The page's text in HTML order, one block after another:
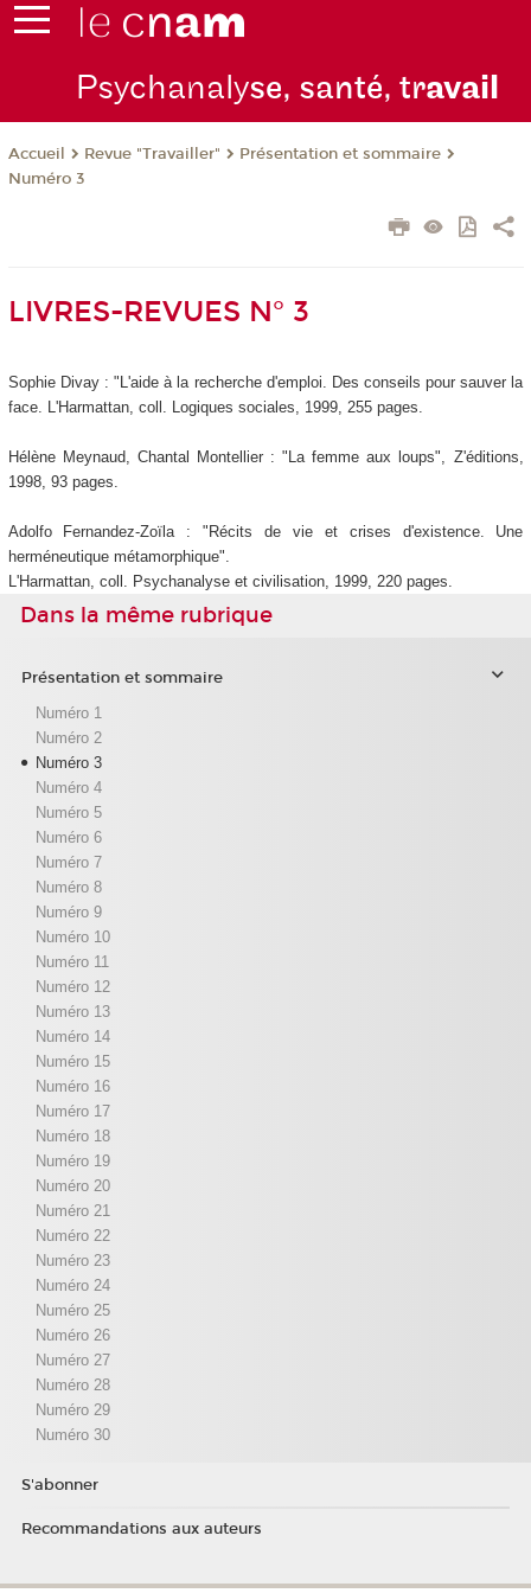
Psychanalyse, santé, travail
Accueil Revue "Travailler"
Présentation et sommaire
Numéro 3
LIVRES-REVUES N° 3
Sophie Divay : "L'aide à la recherche d'emploi. Des conseils pour sauver la
face. L'Harmattan, coll. Logiques sociales, 1999, 255 pages.
Hélène Meynaud, Chantal Montellier : "La femme aux loups", Z'éditions,
1998, 93 pages.
Adolfo Fernandez-Zoïla : "Récits de vie et crises d'existence. Une
herméneutique métamorphique".
L'Harmattan, coll. Psychanalyse et civilisation, 1999, 220 pages.
Dans la même rubrique
Présentation et sommaire
Numéro 1
Numéro 2
Numéro 3
Numéro 4
Numéro 5
Numéro 6
Numéro 7
Numéro 8
Numéro 9
Numéro 10
Numéro 11
Numéro 12
Numéro 13
Numéro 14
Numéro 15
Numéro 16
Numéro 17
Numéro 18
Numéro 19
Numéro 20
Numéro 21
Numéro 22
Numéro 23
Numéro 24
Numéro 25
Numéro 26
Numéro 27
Numéro 28
Numéro 29
Numéro 30
S'abonner
Recommandations aux auteurs